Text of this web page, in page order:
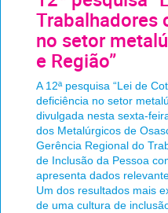
Trabalhadores
no setor
e Região”
A 12ª pesquisa “Lei de
deficiência no setor
divulgada nesta sexta-
dos Metalúrgicos de
Gerência Regional do
de Inclusão da Pessoa
apresenta dados
Um dos resultados mais
de uma cultura de